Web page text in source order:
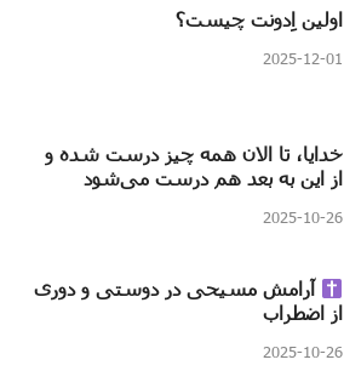
اولین اِدونت چیست؟
2025-12-01
خدایا، تا الان همه چیز درست شده و
از این به بعد هم درست می‌شود
2025-10-26
آرامش مسیحی در دوستی و دوری
از اضطراب
2025-10-26